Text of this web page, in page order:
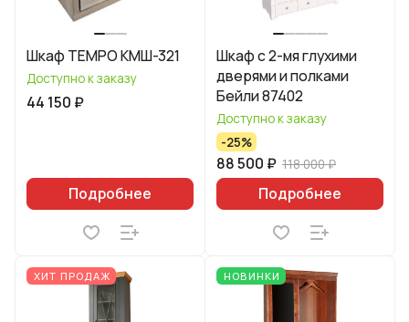
Шкаф TEMPO КМШ-321
Доступно к заказу
44 150 ₽
Подробнее
Шкаф с 2-мя глухими
дверями и полками
Бейли 87402
Доступно к заказу
-25%
88 500 ₽ 118 000 ₽
Подробнее
ХИТ ПРОДАЖ НОВИНКИ